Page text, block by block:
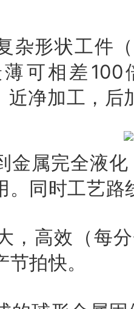
杂形状工件
可相差
近净加工，
金属完全液
。同时工艺
，高效（每
拍快。